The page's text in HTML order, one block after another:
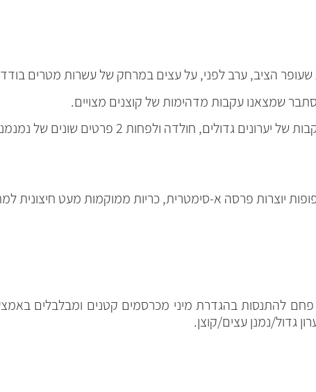
הציב, ערב לפני, על עצים במרחק של עשרות מטרים
שמצאנו עקבות מדהימות של קוצנים מצויים.
חולדה ולפחות 2 פרטים שונים של נמנמני עצים ☺
להתנסות בהגדרת מיני מכרסמים קטנים ומבלבלים
גדול/נמנן עצים/קוצן.